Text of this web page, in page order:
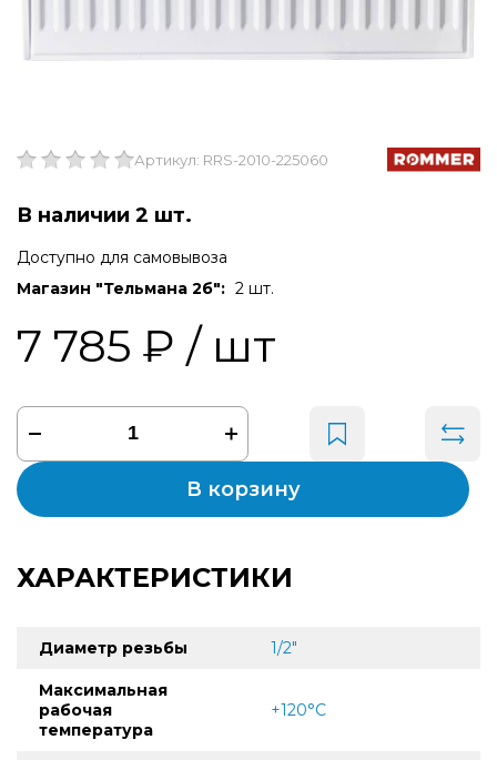
Артикул: RRS-2010-225060
В наличии 2 шт.
Доступно для самовывоза
Магазин "Тельмана 2б": 2 шт.
7 785 ₽ / шт
В корзину
ХАРАКТЕРИСТИКИ
Диаметр резьбы 1/2"
Максимальная
рабочая
температура
+120°С